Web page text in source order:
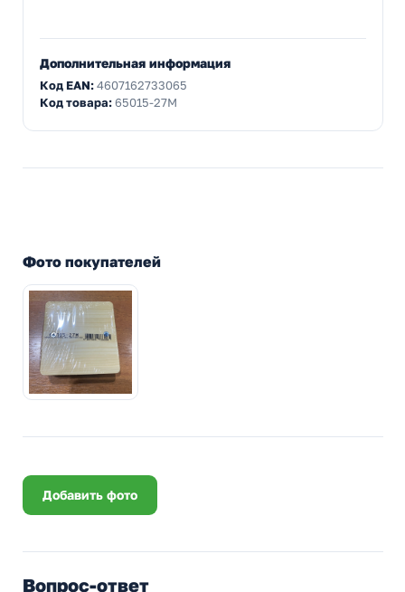
Дополнительная информация
Код EAN:4607162733065
Код товара:65015-27М
Фото покупателей
Добавить фото
Вопрос-ответ